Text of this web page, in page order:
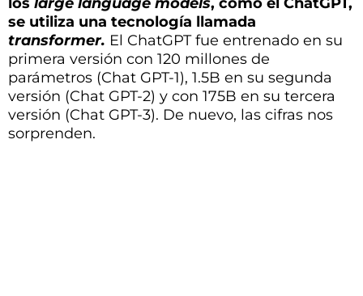
se utiliza una tecnología llamada
transformer. El ChatGPT fue entrenado en su
primera versión con 120 millones de
parámetros (Chat GPT-1), 1.5B en su segunda
versión (Chat GPT-2) y con 175B en su tercera
versión (Chat GPT-3). De nuevo, las cifras nos
sorprenden.